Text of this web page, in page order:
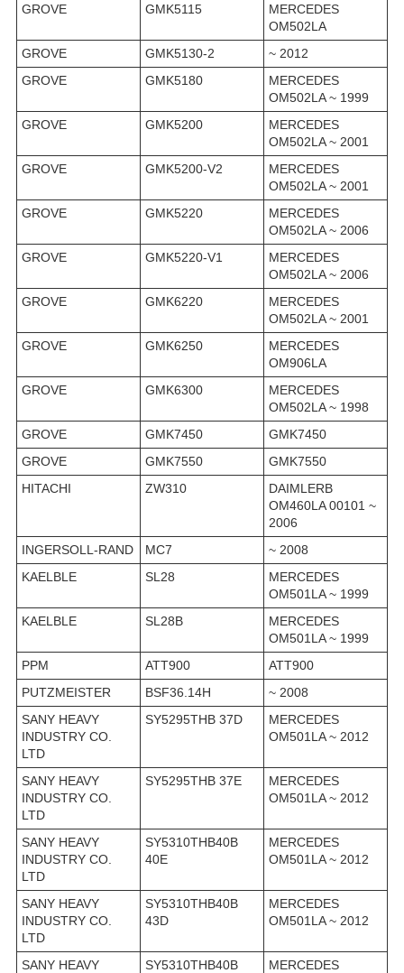
GROVE
GMK5115
MERCEDES
OM502LA
GROVE
GMK5130-2
~ 2012
GROVE
GMK5180
MERCEDES
OM502LA ~ 1999
GROVE
GMK5200
MERCEDES
OM502LA ~ 2001
GROVE
GMK5200-V2
MERCEDES
OM502LA ~ 2001
GROVE
GMK5220
MERCEDES
OM502LA ~ 2006
GROVE
GMK5220-V1
MERCEDES
OM502LA ~ 2006
GROVE
GMK6220
MERCEDES
OM502LA ~ 2001
GROVE
GMK6250
MERCEDES
OM906LA
GROVE
GMK6300
MERCEDES
OM502LA ~ 1998
GROVE
GMK7450
GMK7450
GROVE
GMK7550
GMK7550
HITACHI
ZW310
DAIMLERB
OM460LA 00101 ~
2006
INGERSOLL-RAND
MC7
~ 2008
KAELBLE
SL28
MERCEDES
OM501LA ~ 1999
KAELBLE
SL28B
MERCEDES
OM501LA ~ 1999
PPM
ATT900
ATT900
PUTZMEISTER
BSF36.14H
~ 2008
SANY HEAVY
INDUSTRY CO.
LTD
SY5295THB 37D
MERCEDES
OM501LA ~ 2012
SANY HEAVY
INDUSTRY CO.
LTD
SY5295THB 37E
MERCEDES
OM501LA ~ 2012
SANY HEAVY
INDUSTRY CO.
LTD
SY5310THB40B
40E
MERCEDES
OM501LA ~ 2012
SANY HEAVY
INDUSTRY CO.
LTD
SY5310THB40B
43D
MERCEDES
OM501LA ~ 2012
SANY HEAVY
SY5310THB40B
MERCEDES